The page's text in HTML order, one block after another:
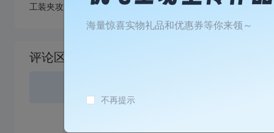
工装夹攻丝，降低劳动强度与废品率。
失
评论区
海量惊喜实物礼品和优惠券等你来领～
不再提示